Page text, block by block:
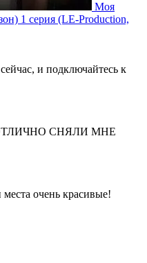
Моя
1 серия (LE-Production,
и подключайтесь к
СНЯЛИ МНЕ
очень красивые!